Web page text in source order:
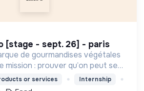
[stage - sept. 26] - paris
de gourmandises végétales
mission : prouver qu’on peut se
compromis.
or services Internship